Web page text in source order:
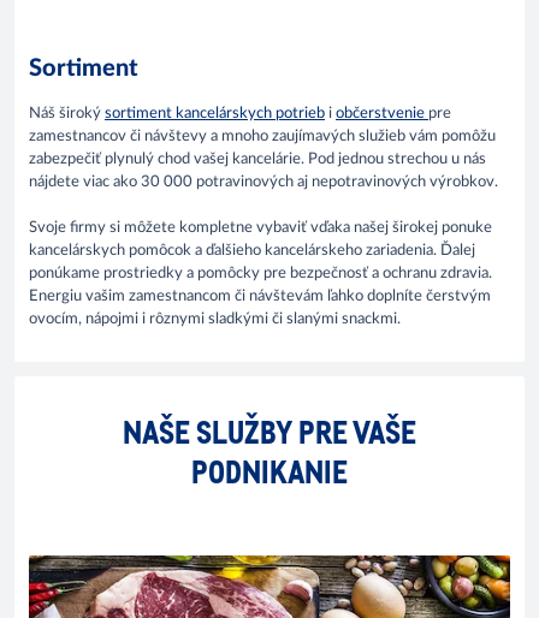
Sortiment
Náš široký sortiment kancelárskych potrieb i občerstvenie pre
zamestnancov či návštevy a mnoho zaujímavých služieb vám pomôžu
zabezpečiť plynulý chod vašej kancelárie. Pod jednou strechou u nás
nájdete viac ako 30 000 potravinových aj nepotravinových výrobkov.
Svoje firmy si môžete kompletne vybaviť vďaka našej širokej ponuke
kancelárskych pomôcok a ďalšieho kancelárskeho zariadenia. Ďalej
ponúkame prostriedky a pomôcky pre bezpečnosť a ochranu zdravia.
Energiu vašim zamestnancom či návštevám ľahko doplníte čerstvým
ovocím, nápojmi i rôznymi sladkými či slanými snackmi.​
NAŠE SLUŽBY PRE VAŠE
PODNIKANIE